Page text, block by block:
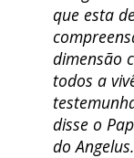
que esta
dimensão
todos a
disse o
do Angelus.